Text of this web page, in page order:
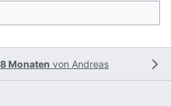
Monaten von Andreas